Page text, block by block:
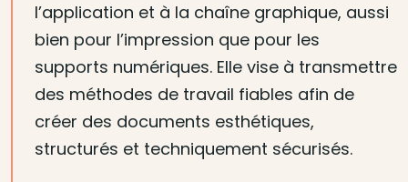
l’application et à la chaîne graphique, aussi
bien pour l’impression que pour les
supports numériques. Elle vise à transmettre
des méthodes de travail fiables afin de
créer des documents esthétiques,
structurés et techniquement sécurisés.